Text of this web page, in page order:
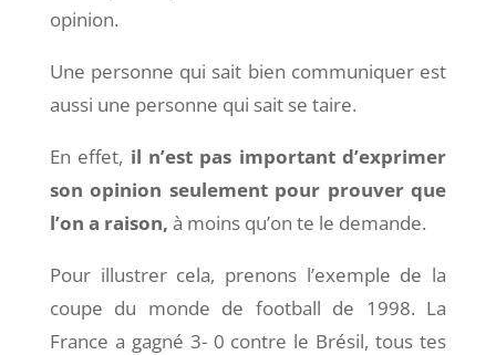
opinion.
Une personne qui sait bien communiquer est
aussi une personne qui sait se taire.
En effet, il n’est pas important d’exprimer
son opinion seulement pour prouver que
l’on a raison, à moins qu’on te le demande.
Pour illustrer cela, prenons l’exemple de la
coupe du monde de football de 1998. La
France a gagné 3- 0 contre le Brésil, tous tes